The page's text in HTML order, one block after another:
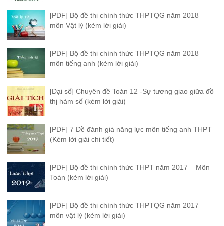
[PDF] Bộ đề thi chính thức THPTQG năm 2018 –
môn Vật lý (kèm lời giải)
[PDF] Bộ đề thi chính thức THPTQG năm 2018 –
môn tiếng anh (kèm lời giải)
[Đại số] Chuyên đề Toán 12 -Sự tương giao giữa đồ
thị hàm số (kèm lời giải)
[PDF] 7 Đề đánh giá năng lực môn tiếng anh THPT
(Kèm lời giải chi tiết)
[PDF] Bộ đề thi chính thức THPT năm 2017 – Môn
Toán (kèm lời giải)
[PDF] Bộ đề thi chính thức THPTQG năm 2017 –
môn vật lý (kèm lời giải)